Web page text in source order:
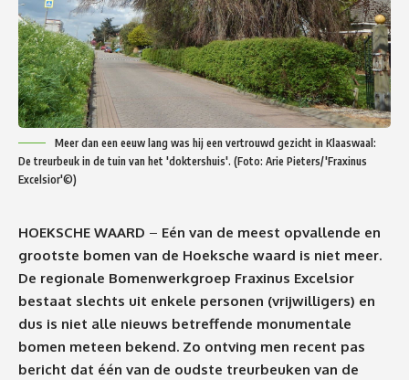
Meer dan een eeuw lang was hij een vertrouwd gezicht in Klaaswaal:
De treurbeuk in de tuin van het 'doktershuis'. (Foto: Arie Pieters/'Fraxinus
Excelsior'©)
HOEKSCHE WAARD – Eén van de meest opvallende en
grootste bomen van de Hoeksche waard is niet meer.
De regionale Bomenwerkgroep Fraxinus Excelsior
bestaat slechts uit enkele personen (vrijwilligers) en
dus is niet alle nieuws betreffende monumentale
bomen meteen bekend. Zo ontving men recent pas
bericht dat één van de oudste treurbeuken van de